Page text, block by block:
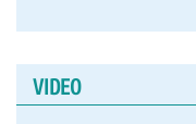
VIDEO